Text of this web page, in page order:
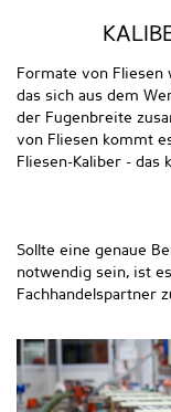
Formate von Fliesen
das sich aus dem
der Fugenbreite
von Fliesen kommt
Fliesen-Kaliber - das
Sollte eine genaue
notwendig sein, ist
Fachhandelspartner